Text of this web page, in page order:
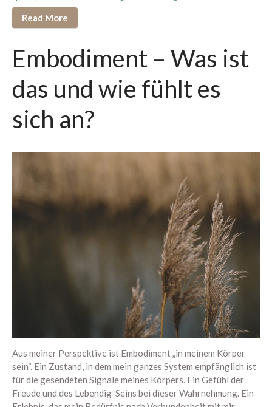
Read More
Embodiment – Was ist
das und wie fühlt es
sich an?
Aus meiner Perspektive ist Embodiment „in meinem Körper
sein“. Ein Zustand, in dem mein ganzes System empfänglich ist
für die gesendeten Signale meines Körpers. Ein Gefühl der
Freude und des Lebendig-Seins bei dieser Wahrnehmung. Ein